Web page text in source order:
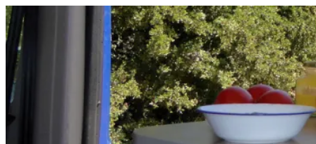
Zum
Inhalt
springen